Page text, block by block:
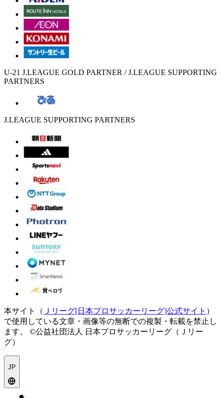
U-21 J.LEAGUE GOLD PARTNER / J.LEAGUE SUPPORTING
PARTNERS
J.LEAGUE SUPPORTING PARTNERS
本サイト（ Ｊリーグ[日本プロサッカーリーグ]公式サイト ）
で使用している文章・画像等の無断での複製・転載を禁止し
ます。
©公益社団法人 日本プロサッカーリーグ（Ｊリー
グ）
JP